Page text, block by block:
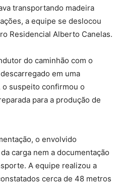
transportando madeira
a equipe se deslocou
Residencial Alberto Canelas.
do caminhão com o
em uma
o suspeito confirmou o
para a produção de
o envolvido
carga nem a documentação
A equipe realizou a
cerca de 48 metros